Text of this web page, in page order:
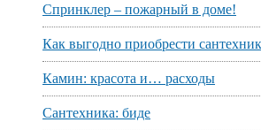
Спринклер – пожарный в доме!
Как выгодно приобрести
Камин: красота и… расходы
Сантехника: биде